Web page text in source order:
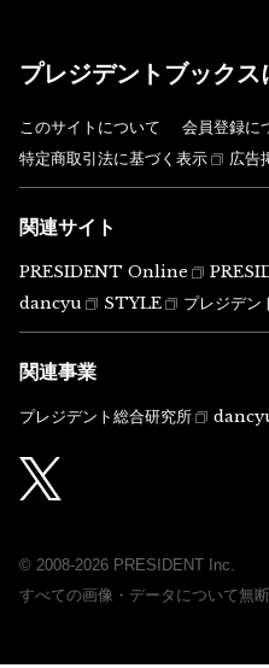
プレジデントブックス
このサイトについて 会員登録に
特定商取引法に基づく表示
広告
関連サイト
PRESIDENT Online
dancyu
STYLE プレジデ
関連事業
プレジデント総合研究所
© 2008-2026 PRESIDENT Inc.
すべての画像・データについて無